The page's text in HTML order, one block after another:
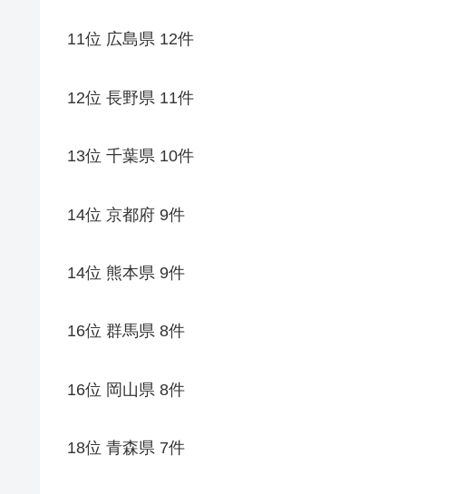
11位 広島県 12件
12位 長野県 11件
13位 千葉県 10件
14位 京都府 9件
14位 熊本県 9件
16位 群馬県 8件
16位 岡山県 8件
18位 青森県 7件